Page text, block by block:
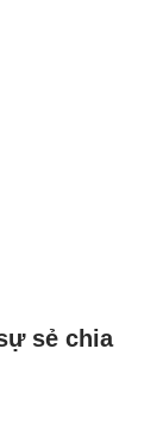
sẻ chia